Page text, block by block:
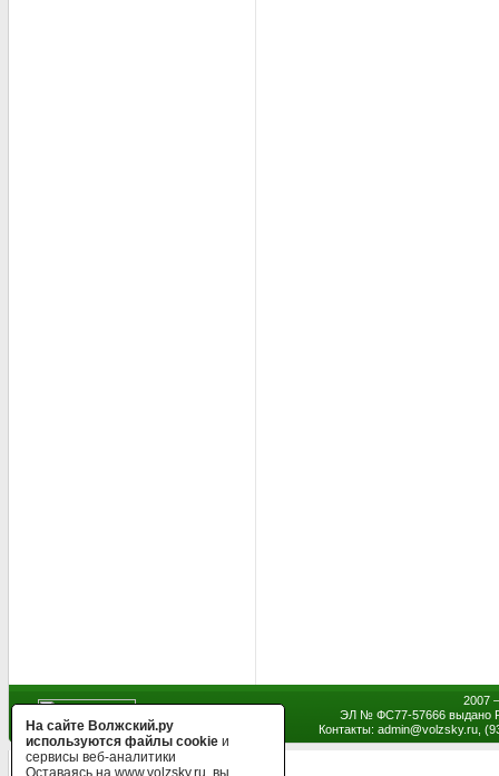
2007
ЭЛ № ФС77-57666 выдано
Контакты: admin@volzsky.ru,
На сайте Волжский.ру
используются файлы cookie и
сервисы веб-аналитики
Оставаясь на www.volzsky.ru, вы